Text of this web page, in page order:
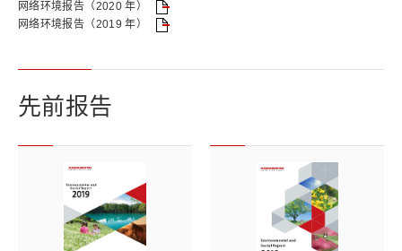
网络环境报告（2020 年）
网络环境报告（2019 年）
先前报告